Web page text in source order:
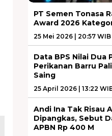
PT Semen Tonasa
Award 2026
25 Mei 2026 | 20:57 WIB
Data BPS Nilai Dua
Perikanan Barru
Saing
25 April 2026 | 13:22
Andi Ina Tak Risau
Dipangkas, Sebut
APBN Rp 400 M